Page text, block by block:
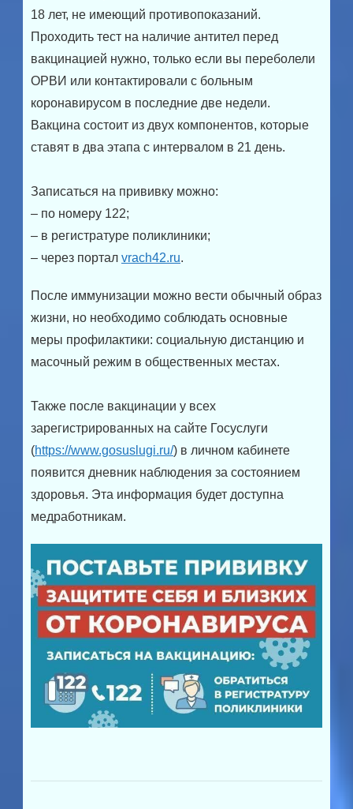
18 лет, не имеющий противопоказаний.
Проходить тест на наличие антител перед
вакцинацией нужно, только если вы переболели
ОРВИ или контактировали с больным
коронавирусом в последние две недели.
Вакцина состоит из двух компонентов, которые
ставят в два этапа с интервалом в 21 день.
Записаться на прививку можно:
– по номеру 122;
– в регистратуре поликлиники;
– через портал vrach42.ru.
После иммунизации можно вести обычный образ
жизни, но необходимо соблюдать основные
меры профилактики: социальную дистанцию и
масочный режим в общественных местах.
Также после вакцинации у всех
зарегистрированных на сайте Госуслуги
(https://www.gosuslugi.ru/) в личном кабинете
появится дневник наблюдения за состоянием
здоровья. Эта информация будет доступна
медработникам.